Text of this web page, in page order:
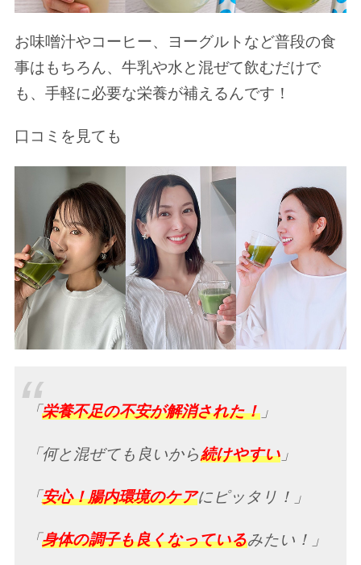
お味噌汁やコーヒー、ヨーグルトなど普段の食
事はもちろん、牛乳や水と混ぜて飲むだけで
も、手軽に必要な栄養が補えるんです！
口コミを見ても
「栄養不足の不安が解消された！」
「何と混ぜても良いから続けやすい」
「安心！腸内環境のケアにピッタリ！」
「身体の調子も良くなっているみたい！」